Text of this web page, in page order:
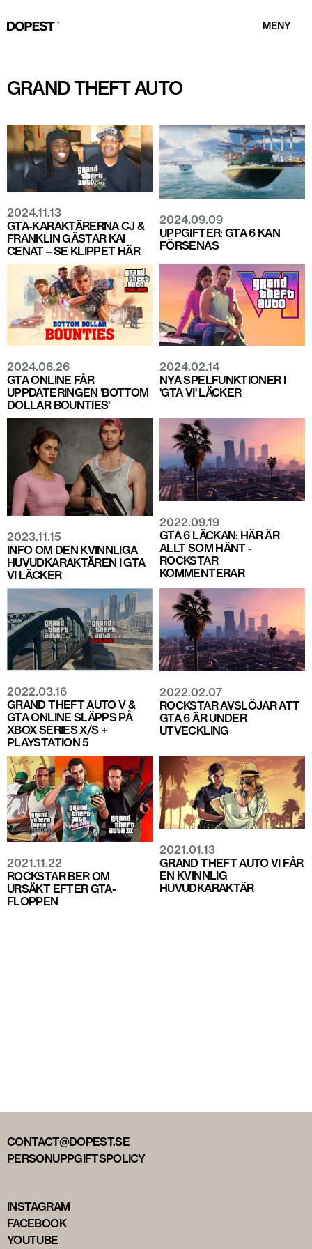
MENY
GRAND THEFT AUTO
2024.11.13
GTA-KARAKTÄRERNA CJ &
FRANKLIN GÄSTAR KAI
CENAT – SE KLIPPET HÄR
2024.09.09
UPPGIFTER: GTA 6 KAN
FÖRSENAS
2024.06.26
GTA ONLINE FÅR
UPPDATERINGEN 'BOTTOM
DOLLAR BOUNTIES'
2024.02.14
NYA SPELFUNKTIONER I
'GTA VI' LÄCKER
2023.11.15
INFO OM DEN KVINNLIGA
HUVUDKARAKTÄREN I GTA
VI LÄCKER
2022.09.19
GTA 6 LÄCKAN: HÄR ÄR
ALLT SOM HÄNT -
ROCKSTAR
KOMMENTERAR
2022.03.16
GRAND THEFT AUTO V &
GTA ONLINE SLÄPPS PÅ
XBOX SERIES X/S +
PLAYSTATION 5
2022.02.07
ROCKSTAR AVSLÖJAR ATT
GTA 6 ÄR UNDER
UTVECKLING
2021.11.22
ROCKSTAR BER OM
URSÄKT EFTER GTA-
FLOPPEN
2021.01.13
GRAND THEFT AUTO VI FÅR
EN KVINNLIG
HUVUDKARAKTÄR
CONTACT@DOPEST.SE
PERSONUPPGIFTSPOLICY
INSTAGRAM
FACEBOOK
YOUTUBE